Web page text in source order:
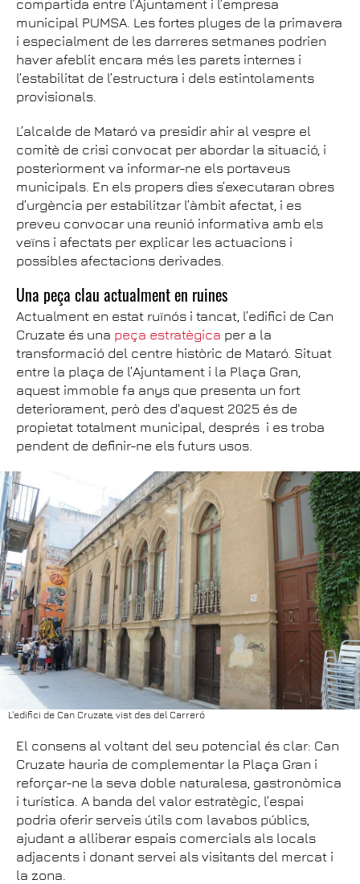
compartida entre l’Ajuntament i l’empresa
municipal PUMSA. Les fortes pluges de la primavera
i especialment de les darreres setmanes podrien
haver afeblit encara més les parets internes i
l’estabilitat de l’estructura i dels estintolaments
provisionals.
L’alcalde de Mataró va presidir ahir al vespre el
comitè de crisi convocat per abordar la situació, i
posteriorment va informar-ne els portaveus
municipals. En els propers dies s’executaran obres
d’urgència per estabilitzar l’àmbit afectat, i es
preveu convocar una reunió informativa amb els
veïns i afectats per explicar les actuacions i
possibles afectacions derivades.
Una peça clau actualment en ruines
Actualment en estat ruïnós i tancat, l’edifici de Can
Cruzate és una peça estratègica per a la
transformació del centre històric de Mataró. Situat
entre la plaça de l’Ajuntament i la Plaça Gran,
aquest immoble fa anys que presenta un fort
deteriorament, però des d'aquest 2025 és de
propietat totalment municipal, després i es troba
pendent de definir-ne els futurs usos.
L'edifici de Can Cruzate, vist des del Carreró
El consens al voltant del seu potencial és clar: Can
Cruzate hauria de complementar la Plaça Gran i
reforçar-ne la seva doble naturalesa, gastronòmica
i turística. A banda del valor estratègic, l’espai
podria oferir serveis útils com lavabos públics,
ajudant a alliberar espais comercials als locals
adjacents i donant servei als visitants del mercat i
la zona.